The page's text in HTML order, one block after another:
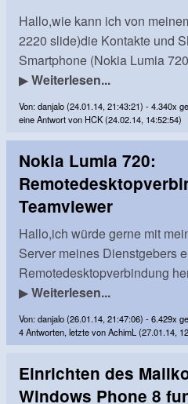
Hallo,wie kann ich von
2220 slide)die Kontakte und
Smartphone (Nokia Lumia
▶Weiterlesen...
Von: danjalo (24.01.14, 21:43:21) - 4.340x
eine Antwort von HCK (24.02.14, 14:52:54)
Nokia Lumia 720:
Teamviewer
Hallo,ich würde gerne mit
Server meines Dienstgebers
Remotedesktopverbindung
▶Weiterlesen...
Von: danjalo (26.01.14, 21:47:06) - 6.429x
4 Antworten, letzte von AchimL (27.01.14,
Einrichten des
Windows Phone 8